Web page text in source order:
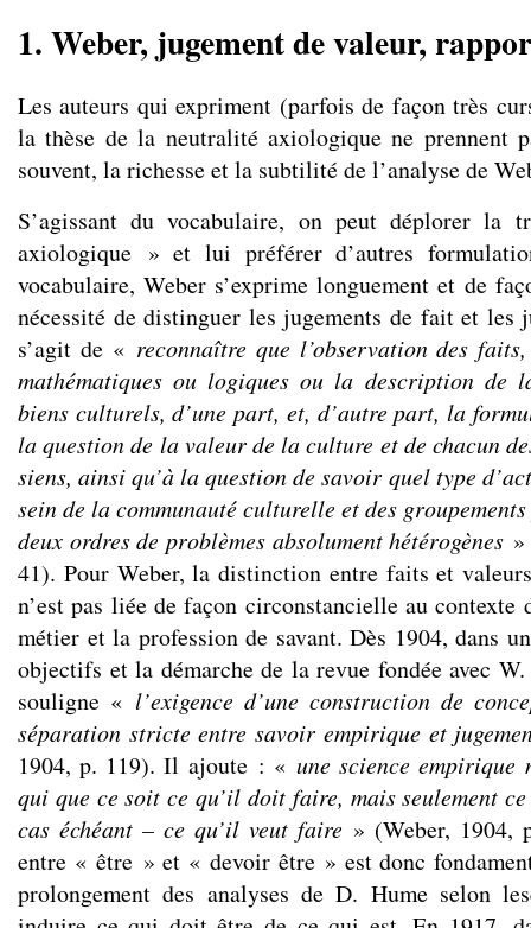
1. Weber, jugement de valeur,
Les auteurs qui expriment (parfois de façon très
la thèse de la neutralité axiologique ne prennent
souvent, la richesse et la subtilité de l’analyse de
S’agissant du vocabulaire, on peut déplorer la
axiologique » et lui préférer d’autres
vocabulaire, Weber s’exprime longuement et de
nécessité de distinguer les jugements de fait et les
s’agit de « reconnaître que l’observation des
mathématiques ou logiques ou la description de
biens culturels, d’une part, et, d’autre part, la
la question de la valeur de la culture et de chacun
siens, ainsi qu’à la question de savoir quel type
sein de la communauté culturelle et des
deux ordres de problèmes absolument hétérogènes
41). Pour Weber, la distinction entre faits et
n’est pas liée de façon circonstancielle au contexte
métier et la profession de savant. Dès 1904, dans
objectifs et la démarche de la revue fondée avec
souligne « l’exigence d’une construction de
séparation stricte entre savoir empirique et
1904, p. 119). Il ajoute : «une science empirique
qui que ce soit ce qu’il doit faire, mais seulement
cas échéant – ce qu’il veut faire» (Weber, 1904,
entre « être » et « devoir être » est donc
prolongement des analyses de D. Hume selon